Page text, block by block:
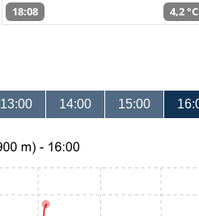
18:08 4,2 °C
13:00 14:00 15:00